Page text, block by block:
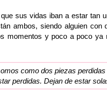
sus vidas iban a estar tan
ambos, siendo alguien con
momentos y poco a poco ya
como dos piezas
perdidas. Dejan de estar